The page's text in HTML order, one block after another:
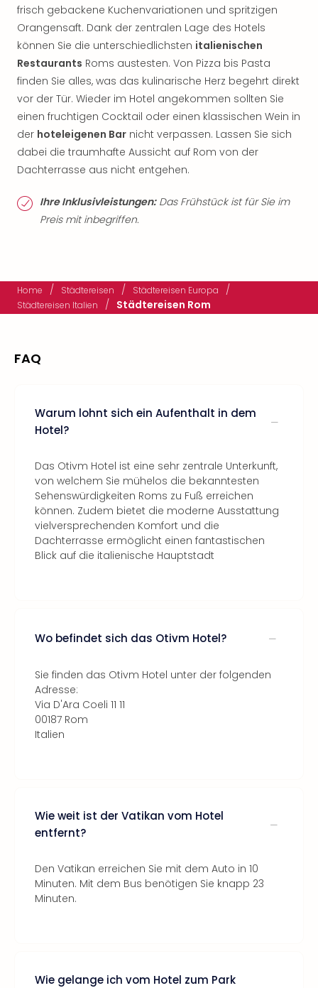
frisch gebackene Kuchenvariationen und spritzigen
Orangensaft. Dank der zentralen Lage des Hotels
können Sie die unterschiedlichsten italienischen
Restaurants Roms austesten. Von Pizza bis Pasta
finden Sie alles, was das kulinarische Herz begehrt direkt
vor der Tür. Wieder im Hotel angekommen sollten Sie
einen fruchtigen Cocktail oder einen klassischen Wein in
der hoteleigenen Bar nicht verpassen. Lassen Sie sich
dabei die traumhafte Aussicht auf Rom von der
Dachterrasse aus nicht entgehen.
Ihre Inklusivleistungen:Das Frühstück ist für Sie im
Preis mit inbegriffen.
Home / Städtereisen / Städtereisen Europa /
Städtereisen Italien / Städtereisen Rom
FAQ
Warum lohnt sich ein Aufenthalt in dem
Hotel?
Das Otivm Hotel ist eine sehr zentrale Unterkunft,
von welchem Sie mühelos die bekanntesten
Sehenswürdigkeiten Roms zu Fuß erreichen
können. Zudem bietet die moderne Ausstattung
vielversprechenden Komfort und die
Dachterrasse ermöglicht einen fantastischen
Blick auf die italienische Hauptstadt
Wo befindet sich das Otivm Hotel?
Sie finden das Otivm Hotel unter der folgenden
Adresse:
Via D'Ara Coeli 11 11
00187 Rom
Italien
Wie weit ist der Vatikan vom Hotel
entfernt?
Den Vatikan erreichen Sie mit dem Auto in 10
Minuten. Mit dem Bus benötigen Sie knapp 23
Minuten.
Wie gelange ich vom Hotel zum Park